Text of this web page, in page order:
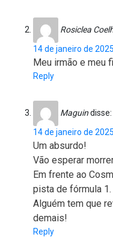
Rosiclea
14 de janeiro de
Meu irmão e meu
Reply
Maguindisse:
14 de janeiro de
Um absurdo!
Vão esperar
Em frente ao
pista de fórmula 1.
Alguém tem que
demais!
Reply